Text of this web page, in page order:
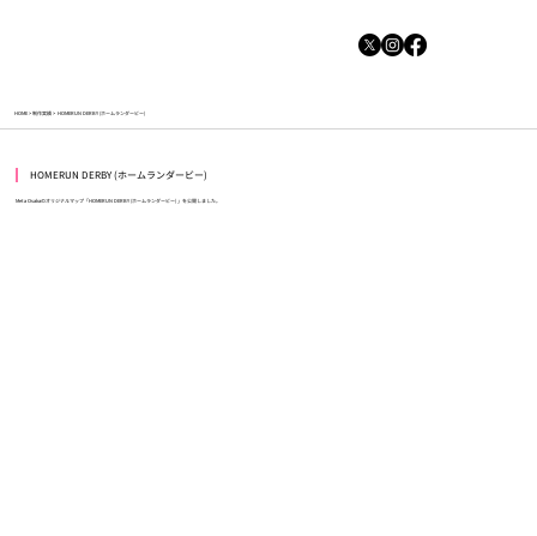
HOME>制作実績> HOMERUN DERBY (ホームランダービー)
HOMERUN DERBY (ホームランダービー)
Meta Osakaのオリジナルマップ「HOMERUN DERBY (ホームランダービー) 」を公開しました。